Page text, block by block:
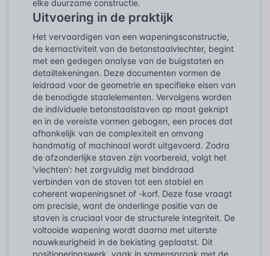
elke duurzame constructie.
Uitvoering in de praktijk
Het vervaardigen van een wapeningsconstructie,
de kernactiviteit van de betonstaalvlechter, begint
met een gedegen analyse van de buigstaten en
detailtekeningen. Deze documenten vormen de
leidraad voor de geometrie en specifieke eisen van
de benodigde staalelementen. Vervolgens worden
de individuele betonstaalstaven op maat geknipt
en in de vereiste vormen gebogen, een proces dat
afhankelijk van de complexiteit en omvang
handmatig of machinaal wordt uitgevoerd. Zodra
de afzonderlijke staven zijn voorbereid, volgt het
'vlechten': het zorgvuldig met binddraad
verbinden van de staven tot een stabiel en
coherent wapeningsnet of -korf. Deze fase vraagt
om precisie, want de onderlinge positie van de
staven is cruciaal voor de structurele integriteit. De
voltooide wapening wordt daarna met uiterste
nauwkeurigheid in de bekisting geplaatst. Dit
positioneringswerk, vaak in samenspraak met de